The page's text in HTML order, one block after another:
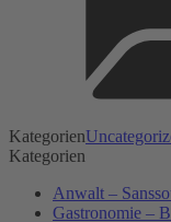
Kategorien
Kategorien
Anwalt –
Gastronomie –